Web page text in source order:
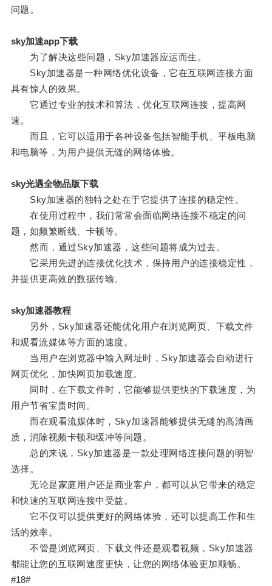
问题。
sky加速app下载
为了解决这些问题，Sky加速器应运而生。
Sky加速器是一种网络优化设备，它在互联网连接方面
具有惊人的效果。
它通过专业的技术和算法，优化互联网连接，提高网
速。
而且，它可以适用于各种设备包括智能手机、平板电脑
和电脑等，为用户提供无缝的网络体验。
sky光遇全物品版下载
Sky加速器的独特之处在于它提供了连接的稳定性。
在使用过程中，我们常常会面临网络连接不稳定的问
题，如频繁断线、卡顿等。
然而，通过Sky加速器，这些问题将成为过去。
它采用先进的连接优化技术，保持用户的连接稳定性，
并提供更高效的数据传输。
sky加速器教程
另外，Sky加速器还能优化用户在浏览网页、下载文件
和观看流媒体等方面的速度。
当用户在浏览器中输入网址时，Sky加速器会自动进行
网页优化，加快网页加载速度。
同时，在下载文件时，它能够提供更快的下载速度，为
用户节省宝贵时间。
而在观看流媒体时，Sky加速器能够提供无缝的高清画
质，消除视频卡顿和缓冲等问题。
总的来说，Sky加速器是一款处理网络连接问题的明智
选择。
无论是家庭用户还是商业客户，都可以从它带来的稳定
和快速的互联网连接中受益。
它不仅可以提供更好的网络体验，还可以提高工作和生
活的效率。
不管是浏览网页、下载文件还是观看视频，Sky加速器
都能让您的互联网速度更快，让您的网络体验更加顺畅。
#18#